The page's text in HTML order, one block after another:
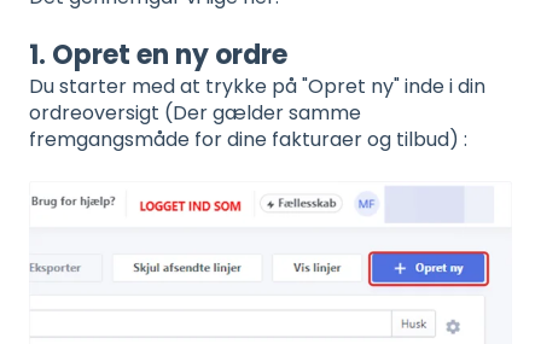
1. Opret en ny ordre
Du starter med at trykke på "Opret ny" inde i din
ordreoversigt (Der gælder samme
fremgangsmåde for dine fakturaer og tilbud) :